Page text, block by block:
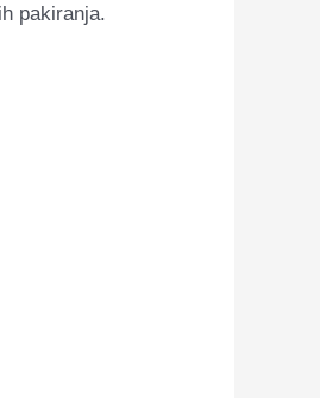
pakiranja.